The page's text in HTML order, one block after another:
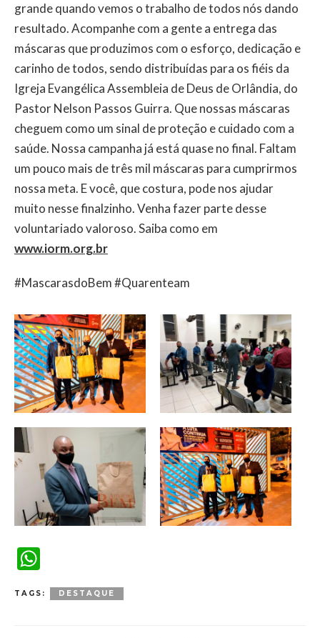
grande quando vemos o trabalho de todos nós dando
resultado. Acompanhe com a gente a entrega das
máscaras que produzimos com o esforço, dedicação e
carinho de todos, sendo distribuídas para os fiéis da
Igreja Evangélica Assembleia de Deus de Orlândia, do
Pastor Nelson Passos Guirra. Que nossas máscaras
cheguem como um sinal de proteção e cuidado com a
saúde. Nossa campanha já está quase no final. Faltam
um pouco mais de três mil máscaras para cumprirmos
nossa meta. E você, que costura, pode nos ajudar
muito nesse finalzinho. Venha fazer parte desse
voluntariado valoroso. Saiba como em
www.iorm.org.br
#MascarasdoBem #Quarenteam
TAGS: DESTAQUE